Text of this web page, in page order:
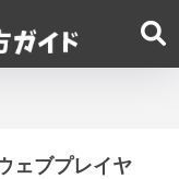
ェブプレイヤ